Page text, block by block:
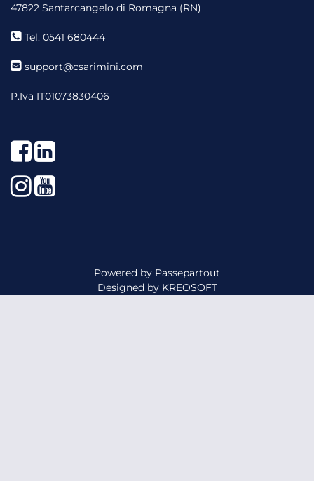
47822 Santarcangelo di Romagna (RN)
Tel. 0541 680444
support@csarimini.com
P.Iva IT01073830406
Facebook
LinkedIn
Instagram
YouTube
Powered by Passepartout
Designed by KREOSOFT